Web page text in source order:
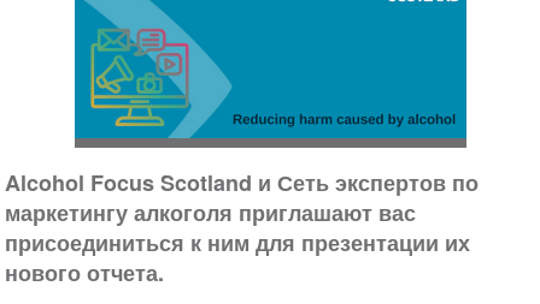
Alcohol Focus Scotland и Сеть экспертов по
маркетингу алкоголя приглашают вас
присоединиться к ним для презентации их
нового отчета.